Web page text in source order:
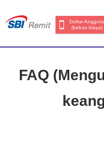
Daftar Anggota
(bebas biaya)
FAQ